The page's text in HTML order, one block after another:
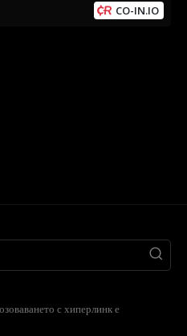
CO-IN.IO
с хиперлинк е